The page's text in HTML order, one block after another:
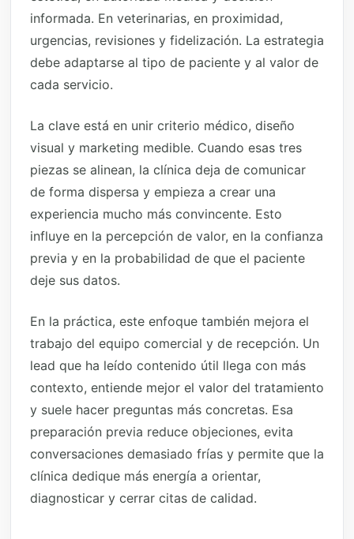
informada. En veterinarias, en proximidad,
urgencias, revisiones y fidelización. La estrategia
debe adaptarse al tipo de paciente y al valor de
cada servicio.
La clave está en unir criterio médico, diseño
visual y marketing medible. Cuando esas tres
piezas se alinean, la clínica deja de comunicar
de forma dispersa y empieza a crear una
experiencia mucho más convincente. Esto
influye en la percepción de valor, en la confianza
previa y en la probabilidad de que el paciente
deje sus datos.
En la práctica, este enfoque también mejora el
trabajo del equipo comercial y de recepción. Un
lead que ha leído contenido útil llega con más
contexto, entiende mejor el valor del tratamiento
y suele hacer preguntas más concretas. Esa
preparación previa reduce objeciones, evita
conversaciones demasiado frías y permite que la
clínica dedique más energía a orientar,
diagnosticar y cerrar citas de calidad.